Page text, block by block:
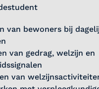
van bewoners bij
van gedrag, welzijn en
van